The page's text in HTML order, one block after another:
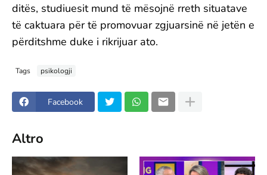
ditës, studiuesit mund të mësojnë rreth situatave
të caktuara për të promovuar zgjuarsinë në jetën e
përditshme duke i rikrijuar ato.
Tags psikologji
Facebook
Altro